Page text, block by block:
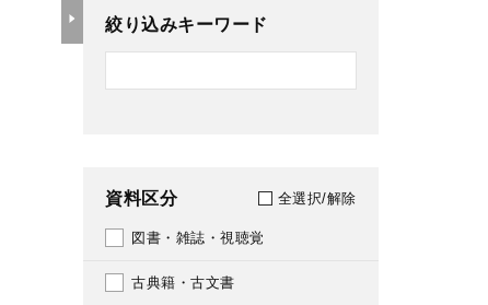
絞り込みキーワード
資料区分 全選択/解除
図書・雑誌・視聴覚
古典籍・古文書